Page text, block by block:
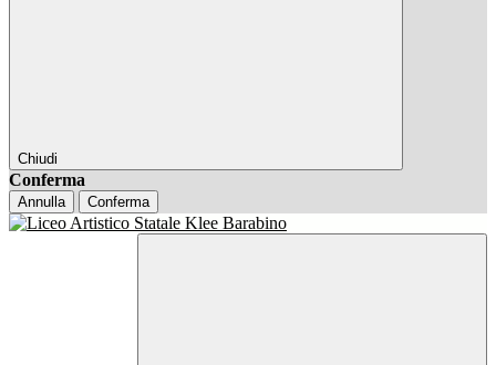
Chiudi
Conferma
Annulla Conferma